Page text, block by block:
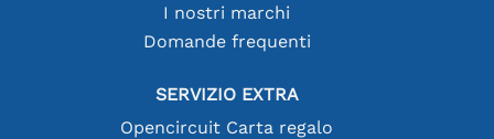
I nostri marchi
Domande frequenti
SERVIZIO EXTRA
Opencircuit Carta regalo